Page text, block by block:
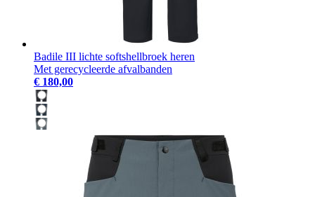
Badile III lichte softshellbroek heren
Met gerecycleerde afvalbanden
€ 180,00